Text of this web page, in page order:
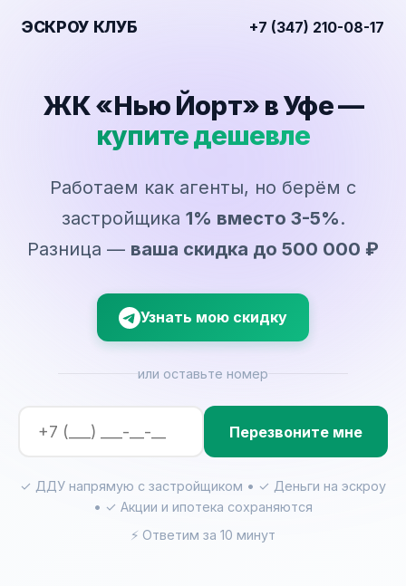
ЭСКРОУ КЛУБ +7 (347) 210-08-17
ЖК «Нью Йорт» в Уфе —
купите дешевле
Работаем как агенты, но берём с
застройщика 1% вместо 3-5%.
Разница — ваша скидка до 500 000 ₽
Узнать мою скидку
или оставьте номер
Перезвоните мне
✓ ДДУ напрямую с застройщиком • ✓ Деньги на эскроу
• ✓ Акции и ипотека сохраняются
⚡ Ответим за 10 минут